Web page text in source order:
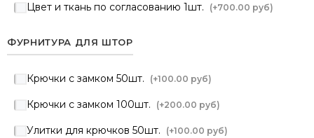
Цвет и ткань по согласованию 1шт. (+700.00 руб)
ФУРНИТУРА ДЛЯ ШТОР
Крючки с замком 50шт. (+100.00 руб)
Крючки с замком 100шт. (+200.00 руб)
Улитки для крючков 50шт. (+100.00 руб)